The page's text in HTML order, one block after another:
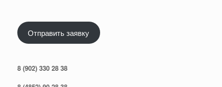
Отправить заявку
8 (902) 330 28 38